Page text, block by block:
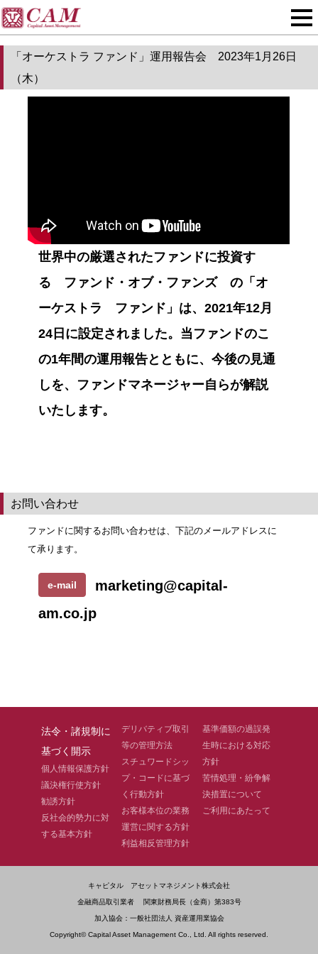
「オーケストラ ファンド」運用報告会 2023年1月26日
（木）
世界中の厳選されたファンドに投資す
る ファンド・オブ・ファンズ の「オ
ーケストラ ファンド」は、2021年12月
24日に設定されました。当ファンドのこ
の1年間の運用報告とともに、今後の見通
しを、ファンドマネージャー自らが解説
いたします。
お問い合わせ
ファンドに関するお問い合わせは、下記のメールアドレスに
て承ります。
e-mail
marketing@capital-
am.co.jp
法令・諸規制に
基づく開示
個人情報保護方針
議決権行使方針
勧誘方針
反社会的勢力に対
する基本方針
デリバティブ取引
等の管理方法
スチュワードシッ
プ・コードに基づ
く行動方針
お客様本位の業務
運営に関する方針
利益相反管理方針
基準価額の過誤発
生時における対応
方針
苦情処理・紛争解
決措置について
ご利用にあたって
キャピタル アセットマネジメント株式会社
金融商品取引業者 関東財務局長（金商）第383号
加入協会：一般社団法人 資産運用業協会
Copyright© Capital Asset Management Co., Ltd. All rights reserved.